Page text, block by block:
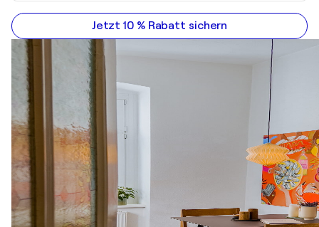
Jetzt 10 % Rabatt sichern